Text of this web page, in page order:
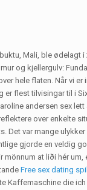
Mali, ble ødelagt
og kjellergulv:
hele flaten. Når vi
flest tilvisingar til i
andersen sex
over enkelte
var mange
gjorde en veldig
at liði hér
Free sex dating
Kaffemaschine die